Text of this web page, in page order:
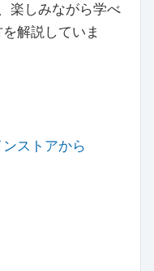
楽しみながら学べ
解説していま
ストアから